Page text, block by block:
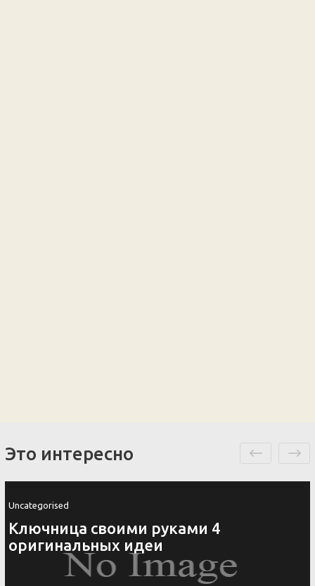
Это интересно
Uncategorised
Ключница своими руками 4
оригинальных идеи